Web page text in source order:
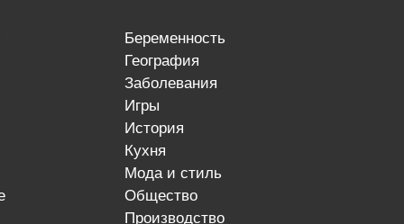
беременность
география
заболевания
игры
история
кухня
мода и стиль
общество
производство